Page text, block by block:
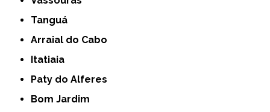
Tanguá
Arraial do Cabo
Itatiaia
Paty do Alferes
Bom Jardim